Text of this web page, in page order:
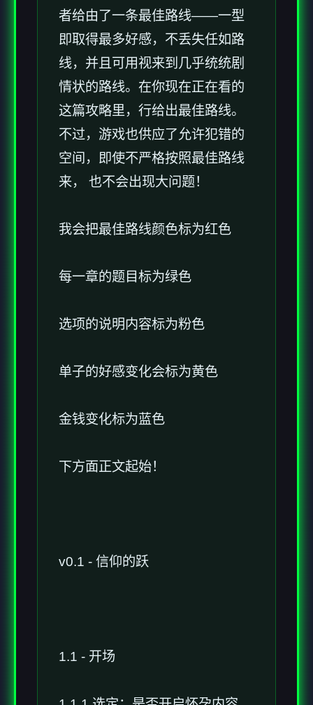
者给由了一条最佳路线——一型
即取得最多好感，不丢失任如路
线，并且可用视来到几乎统统剧
情状的路线。在你现在正在看的
这篇攻略里，行给出最佳路线。
不过，游戏也供应了允许犯错的
空间，即使不严格按照最佳路线
来， 也不会出现大问题！
我会把最佳路线颜色标为红色
每一章的题目标为绿色
选项的说明内容标为粉色
单子的好感变化会标为黄色
金钱变化标为蓝色
下方面正文起始！
v0.1 - 信仰的跃
1.1 - 开场